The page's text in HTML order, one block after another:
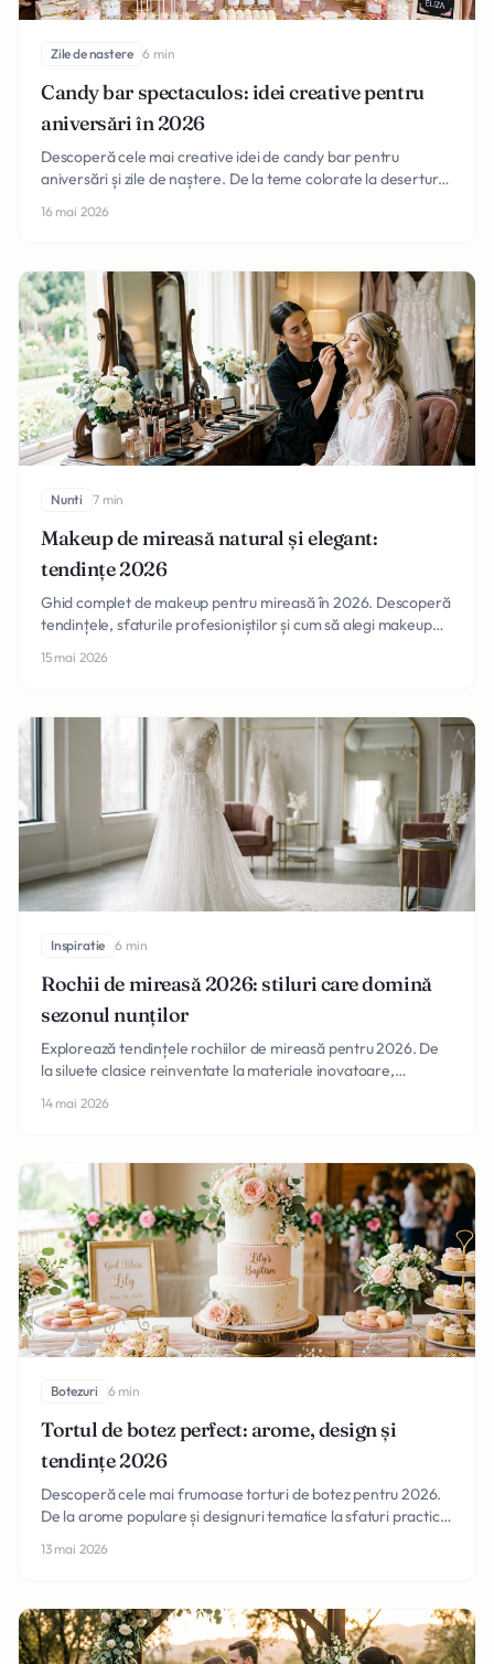
Zile de nastere 6 min
Candy bar spectaculos: idei creative pentru
aniversări în 2026
Descoperă cele mai creative idei de candy bar pentru
aniversări și zile de naștere. De la teme colorate la deserturi
16 mai 2026
Nunti 7 min
Makeup de mireasă natural și elegant:
tendințe 2026
Ghid complet de makeup pentru mireasă în 2026. Descoperă
tendințele, sfaturile profesioniștilor și cum să alegi makeup
15 mai 2026
Inspiratie 6 min
Rochii de mireasă 2026: stiluri care domină
sezonul nunților
Explorează tendințele rochiilor de mireasă pentru 2026. De
la siluete clasice reinventate la materiale inovatoare,
14 mai 2026
Botezuri 6 min
Tortul de botez perfect: arome, design și
tendințe 2026
Descoperă cele mai frumoase torturi de botez pentru 2026.
De la arome populare și designuri tematice la sfaturi practice
13 mai 2026